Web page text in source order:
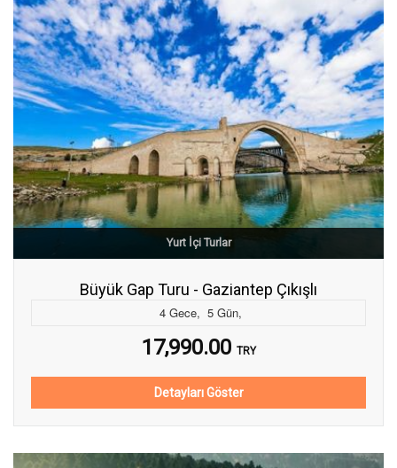
Yurt İçi Turlar
Büyük Gap Turu - Gaziantep Çıkışlı
4 Gece, 5 Gün,
17,990.00 TRY
Detayları Göster